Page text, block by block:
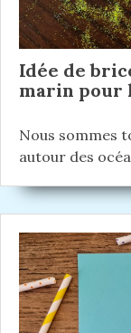
Idée de
marin pour
Nous sommes
autour des